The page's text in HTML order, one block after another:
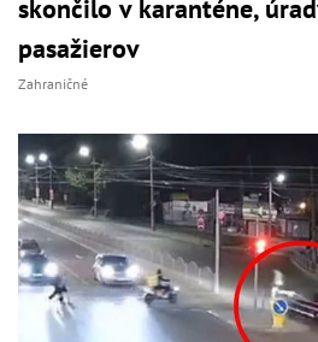
skončilo v karanténe,
pasažierov
Zahraničné